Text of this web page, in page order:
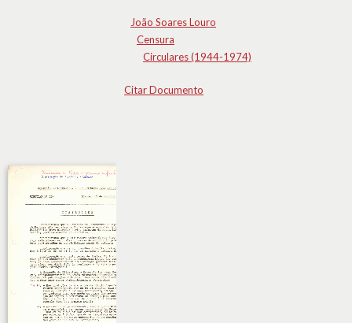
João Soares Louro
Censura
Circulares (1944-1974)
Citar Documento